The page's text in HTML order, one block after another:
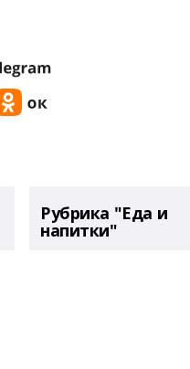
Рубрика "Еда и
напитки"